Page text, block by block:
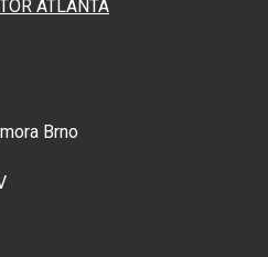
ATLANTA
Brno